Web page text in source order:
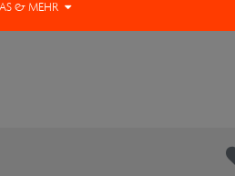
& MEHR